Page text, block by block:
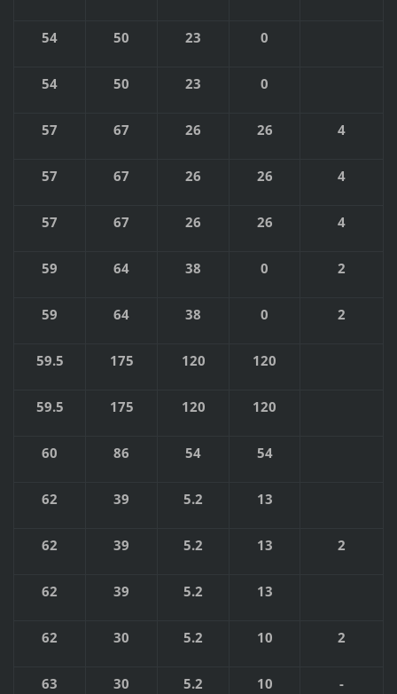
54 50 23 0
54 50 23 0
57 67 26 26 4
57 67 26 26 4
57 67 26 26 4
59 64 38 0 2
59 64 38 0 2
59.5 175 120 120
59.5 175 120 120
60 86 54 54
62 39 5.2 13
62 39 5.2 13 2
62 39 5.2 13
62 30 5.2 10 2
63 30 5.2 10 -